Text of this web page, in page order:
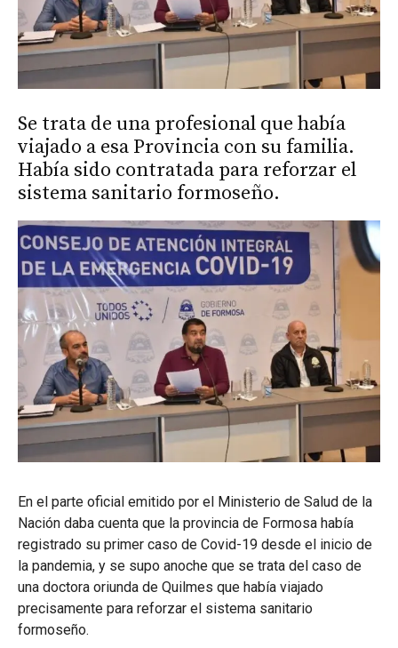
Se trata de una profesional que había
viajado a esa Provincia con su familia.
Había sido contratada para reforzar el
sistema sanitario formoseño.
En el parte oficial emitido por el Ministerio de Salud de la
Nación daba cuenta que la provincia de Formosa había
registrado su primer caso de Covid-19 desde el inicio de
la pandemia, y se supo anoche que se trata del caso de
una doctora oriunda de Quilmes que había viajado
precisamente para reforzar el sistema sanitario
formoseño.